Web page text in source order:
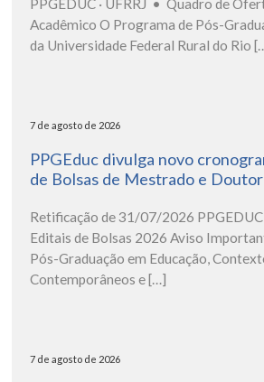
PPGEDUC · UFRRJ • Quadro de
Acadêmico O Programa de Pós-
da Universidade Federal Rural do Rio
7 de agosto de 2026
PPGEduc divulga novo
de Bolsas de Mestrado e
Retificação de 31/07/2026 PPGEDUC
Editais de Bolsas 2026 Aviso
Pós-Graduação em Educação,
Contemporâneos e […]
7 de agosto de 2026